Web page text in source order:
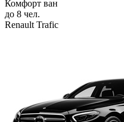
Комфорт ван
до 8 чел.
Renault Trafic